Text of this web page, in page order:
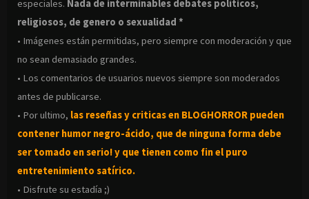
especiales. Nada de interminables debates políticos,
religiosos, de genero o sexualidad *
• Imágenes están permitidas, pero siempre con moderación y que
no sean demasiado grandes.
• Los comentarios de usuarios nuevos siempre son moderados
antes de publicarse.
• Por ultimo, las reseñas y criticas en BLOGHORROR pueden
contener humor negro-ácido, que de ninguna forma debe
ser tomado en serio! y que tienen como fin el puro
entretenimiento satírico.
• Disfrute su estadía ;)